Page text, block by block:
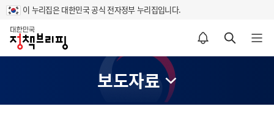
이 누리집은 대한민국 공식 전자정부 누리집입니다.
홈
알림설정 바로가기 검색 바로가기 메뉴 열기
보도자료